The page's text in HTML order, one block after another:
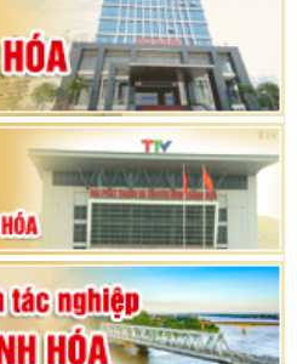
Kỳ họp thứ 24, HĐND tỉnh
XVIII, nhiệm kỳ 2021 - 2026
thứ hai bốn, Hội đồng nhân dân